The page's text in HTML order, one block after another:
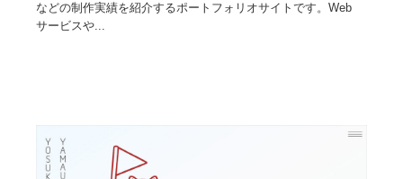
などの制作実績を紹介するポートフォリオサイトです。Web
サービスや...